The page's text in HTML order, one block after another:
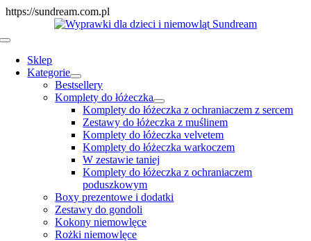
https://sundream.com.pl
to
Toggle
Navigation
Sklep
Kategorie
Bestsellery
Komplety do łóżeczka
Komplety do łóżeczka z ochraniaczem z sercem
Zestawy do łóżeczka z muślinem
Komplety do łóżeczka velvetem
Komplety do łóżeczka warkoczem
W zestawie taniej
Komplety do łóżeczka z ochraniaczem
poduszkowym
Boxy prezentowe i dodatki
Zestawy do gondoli
Kokony niemowlęce
Rożki niemowlęce